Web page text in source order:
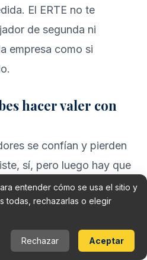
El ERTE no te
de segunda ni
empresa como si
hacer valer con
se confían y pierden
sí, pero luego hay que
empresa lo ha
entender cómo se usa el sitio y
todas, rechazarlas o elegir
Rechazar Aceptar